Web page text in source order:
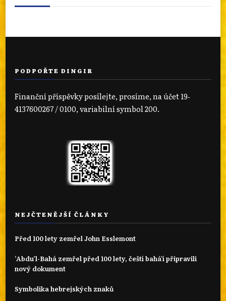
PODPOŘTE DINGIR
Finanční příspěvky posílejte, prosíme, na účet 19‐
4137600267 / 0100, variabilní symbol 200.
NEJČTENĚJŠÍ ČLÁNKY
Před 100 lety zemřel John Esslemont
‘Abdu’l-Bahá zemřel před 100 lety, čeští bahá'í připravili
nový dokument
Symbolika hebrejských znaků